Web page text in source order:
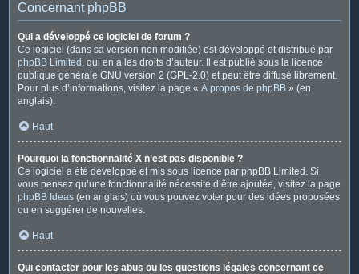
Concernant phpBB
Qui a développé ce logiciel de forum ?
Ce logiciel (dans sa version non modifiée) est développé et distribué par
phpBB Limited , qui en a les droits d’auteur. Il est publié sous la licence
publique générale GNU version 2 (GPL-2.0) et peut être diffusé librement.
Pour plus d’informations, visitez la page « À propos de phpBB » (en
anglais).
Haut
Pourquoi la fonctionnalité X n’est pas disponible ?
Ce logiciel a été développé et mis sous licence par phpBB Limited. Si
vous pensez qu’une fonctionnalité nécessite d’être ajoutée, visitez la page
phpBB Ideas (en anglais) où vous pouvez voter pour des idées proposées
ou en suggérer de nouvelles.
Haut
Qui contacter pour les abus ou les questions légales concernant ce